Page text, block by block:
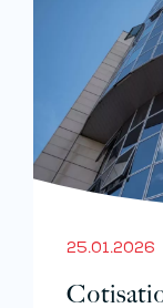
25.01.2026